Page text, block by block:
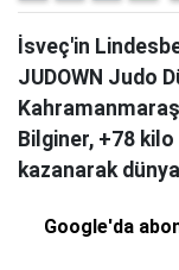
İsveç'in
JUDOWN Judo
Bilginer, +78
kazanarak
Google'da